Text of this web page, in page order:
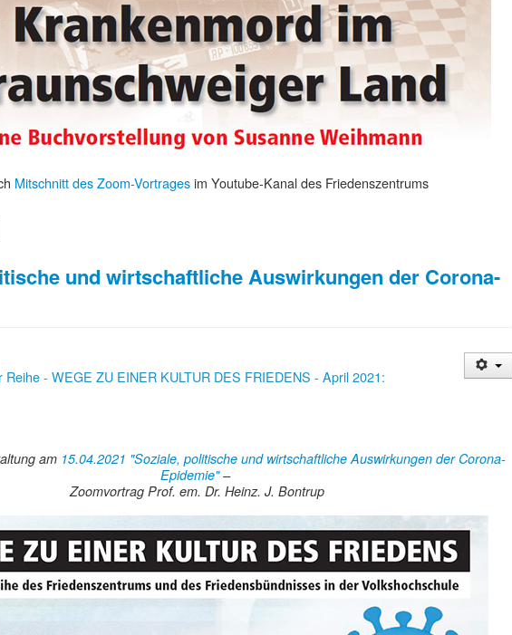
Mitschnitt des Zoom-Vortragesim Youtube-Kanal des Friedenszentrums
und wirtschaftliche Auswirkungen der Corona-
Reihe - WEGE ZU EINER KULTUR DES FRIEDENS - April 2021:
am 15.04.2021 "Soziale, politische und wirtschaftliche Auswirkungen der Corona-
Epidemie"–
Zoomvortrag Prof. em. Dr. Heinz. J. Bontrup